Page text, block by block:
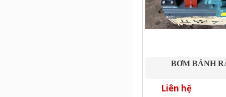
BƠM BÁNH
Liên hệ